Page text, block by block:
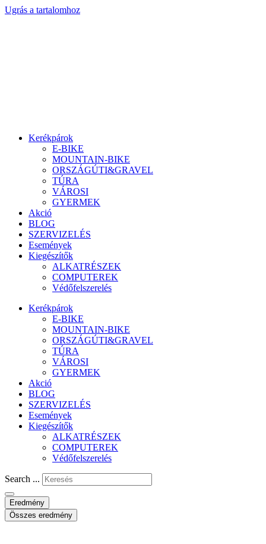
Ugrás a tartalomhoz
Kerékpárok
E-BIKE
MOUNTAIN-BIKE
ORSZÁGÚTI&GRAVEL
TÚRA
VÁROSI
GYERMEK
Akció
BLOG
SZERVIZELÉS
Események
Kiegészítők
ALKATRÉSZEK
COMPUTEREK
Védőfelszerelés
Kerékpárok
E-BIKE
MOUNTAIN-BIKE
ORSZÁGÚTI&GRAVEL
TÚRA
VÁROSI
GYERMEK
Akció
BLOG
SZERVIZELÉS
Események
Kiegészítők
ALKATRÉSZEK
COMPUTEREK
Védőfelszerelés
Search ...
Eredmény
Összes eredmény